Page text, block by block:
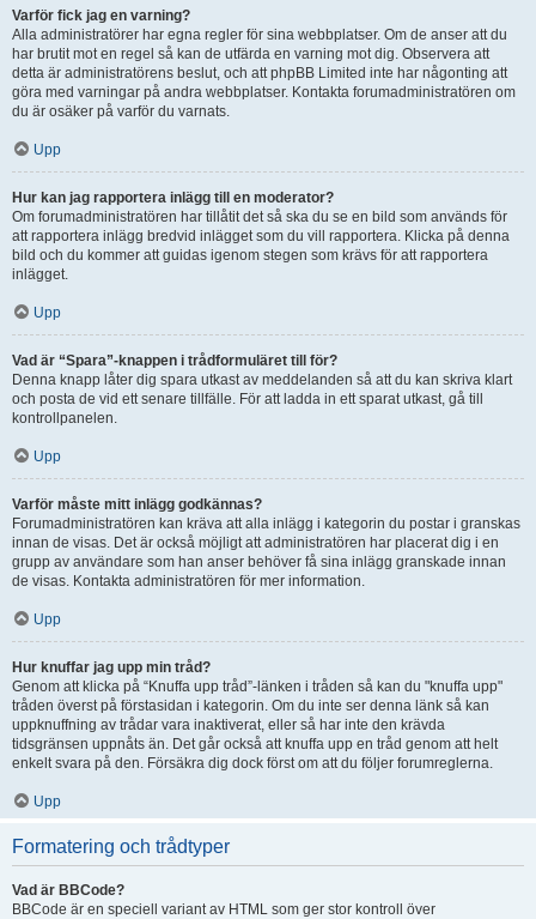
Varför fick jag en varning?
Alla administratörer har egna regler för sina webbplatser. Om de anser att du
har brutit mot en regel så kan de utfärda en varning mot dig. Observera att
detta är administratörens beslut, och att phpBB Limited inte har någonting att
göra med varningar på andra webbplatser. Kontakta forumadministratören om
du är osäker på varför du varnats.
Upp
Hur kan jag rapportera inlägg till en moderator?
Om forumadministratören har tillåtit det så ska du se en bild som används för
att rapportera inlägg bredvid inlägget som du vill rapportera. Klicka på denna
bild och du kommer att guidas igenom stegen som krävs för att rapportera
inlägget.
Upp
Vad är “Spara”-knappen i trådformuläret till för?
Denna knapp låter dig spara utkast av meddelanden så att du kan skriva klart
och posta de vid ett senare tillfälle. För att ladda in ett sparat utkast, gå till
kontrollpanelen.
Upp
Varför måste mitt inlägg godkännas?
Forumadministratören kan kräva att alla inlägg i kategorin du postar i granskas
innan de visas. Det är också möjligt att administratören har placerat dig i en
grupp av användare som han anser behöver få sina inlägg granskade innan
de visas. Kontakta administratören för mer information.
Upp
Hur knuffar jag upp min tråd?
Genom att klicka på “Knuffa upp tråd”-länken i tråden så kan du "knuffa upp"
tråden överst på förstasidan i kategorin. Om du inte ser denna länk så kan
uppknuffning av trådar vara inaktiverat, eller så har inte den krävda
tidsgränsen uppnåts än. Det går också att knuffa upp en tråd genom att helt
enkelt svara på den. Försäkra dig dock först om att du följer forumreglerna.
Upp
Formatering och trådtyper
Vad är BBCode?
BBCode är en speciell variant av HTML som ger stor kontroll över